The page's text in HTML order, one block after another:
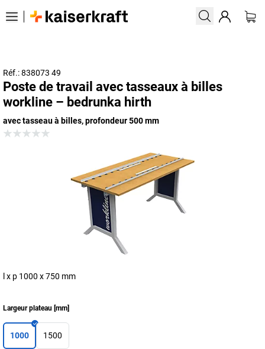
Réf.: 838073 49
Poste de travail avec tasseaux à billes
workline – bedrunka hirth
avec tasseau à billes, profondeur 500 mm
l x p 1000 x 750 mm
Largeur plateau [mm]
1000 1500